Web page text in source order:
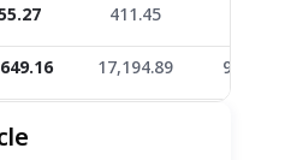
411.45
17,194.89